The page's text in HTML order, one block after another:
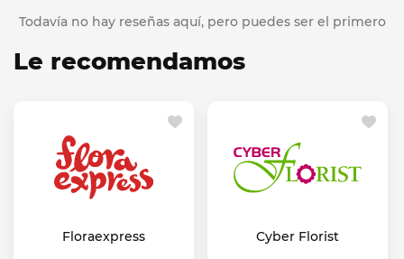
Todavía no hay reseñas aquí, pero puedes ser el primero
Le recomendamos
Floraexpress Cyber Florist